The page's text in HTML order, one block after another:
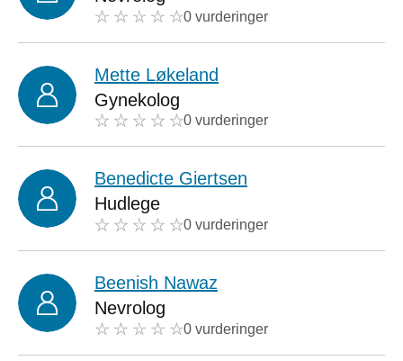
0 vurderinger
Mette Løkeland
Gynekolog
0 vurderinger
Benedicte Giertsen
Hudlege
0 vurderinger
Beenish Nawaz
Nevrolog
0 vurderinger